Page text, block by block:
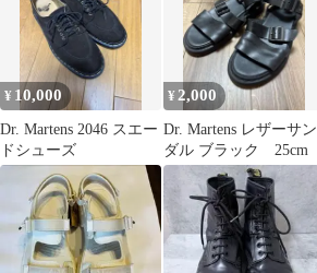
¥ 10,000
Dr. Martens 2046 スエー
ドシューズ
¥2,000
Dr. Martens レザーサン
ダル ブラック 25cm